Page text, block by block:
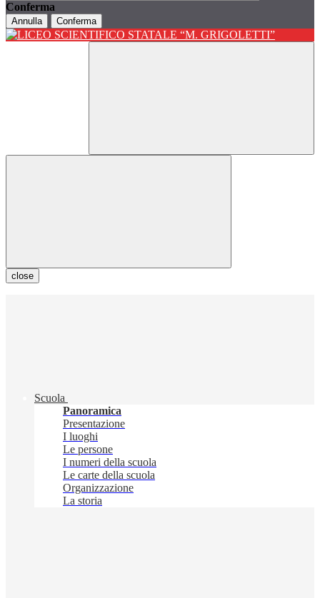
Conferma
Annulla Conferma
close
Scuola
Panoramica
Presentazione
I luoghi
Le persone
I numeri della scuola
Le carte della scuola
Organizzazione
La storia